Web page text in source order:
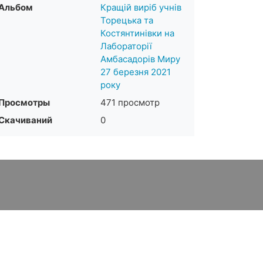
Кращій виріб учнів
Торецька та
Костянтинівки на
Лабораторії
Амбасадорів Миру
27 березня 2021
року
471 просмотр
0